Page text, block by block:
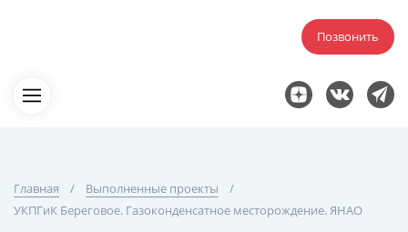
Позвонить
Главная
Выполненные проекты
УКПГиК Береговое. Газоконденсатное месторождение. ЯНАО